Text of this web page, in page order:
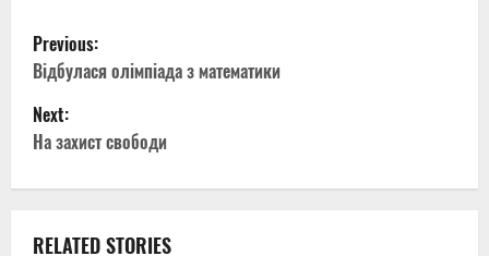
P
o
s
Previous:
Відбулася олімпіада з математики
Next:
На захист свободи
RELATED STORIES